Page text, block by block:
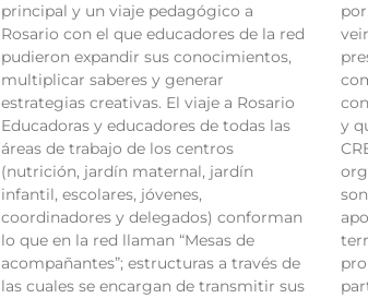
principal y un viaje pedagógico a
Rosario con el que educadores de la red
pudieron expandir sus conocimientos,
multiplicar saberes y generar
estrategias creativas. El viaje a Rosario
Educadoras y educadores de todas las
áreas de trabajo de los centros
(nutrición, jardín maternal, jardín
infantil, escolares, jóvenes,
coordinadores y delegados) conforman
lo que en la red llaman “Mesas de
acompañantes”; estructuras a través de
las cuales se encargan de transmitir sus
y